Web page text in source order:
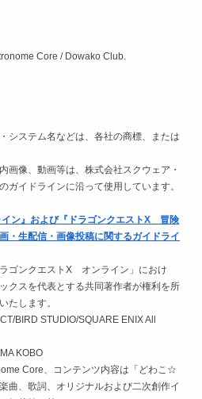
Core / Dowako Club.
システム名などは、各社の商標、または
画像、動画等は、株式会社スクウェア・
ガイドラインに沿って使用しています。
ン』および『ドラゴンクエストX 冒険
・生配信・画像投稿に関するガイドライ
ゴンクエストX オンライン」におけ
クスを代表とする共同著作者が権利を所
たします。
BIRD STUDIO/SQUARE ENIX All
KOBO
Core、コンテンツ内容は「どわこ☆
曲、歌詞、オリジナルおよび二次創作イ